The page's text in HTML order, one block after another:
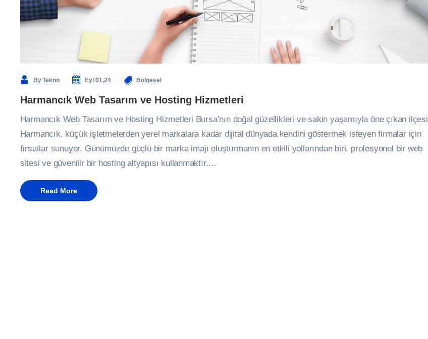
ByTekno Eyl 01,24 Bölgesel
Harmancık Web Tasarım ve Hosting Hizmetleri
Harmancık Web Tasarım ve Hosting Hizmetleri Bursa’nın doğal güzellikleri ve sakin yaşamıyla öne çıkan ilçesi
Harmancık, küçük işletmelerden yerel markalara kadar dijital dünyada kendini göstermek isteyen firmalar için
fırsatlar sunuyor. Günümüzde güçlü bir marka imajı oluşturmanın en etkili yollarından biri, profesyonel bir web
sitesi ve güvenilir bir hosting altyapısı kullanmaktır.…
Read More